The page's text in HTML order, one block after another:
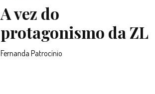
A vez do
protagonismo da ZL
Fernanda Patrocínio